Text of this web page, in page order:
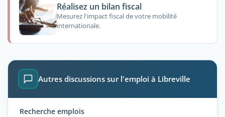
Réalisez un bilan fiscal
Mesurez l'impact fiscal de votre mobilité
internationale.
Autres discussions sur l'emploi à Libreville
Recherche emplois